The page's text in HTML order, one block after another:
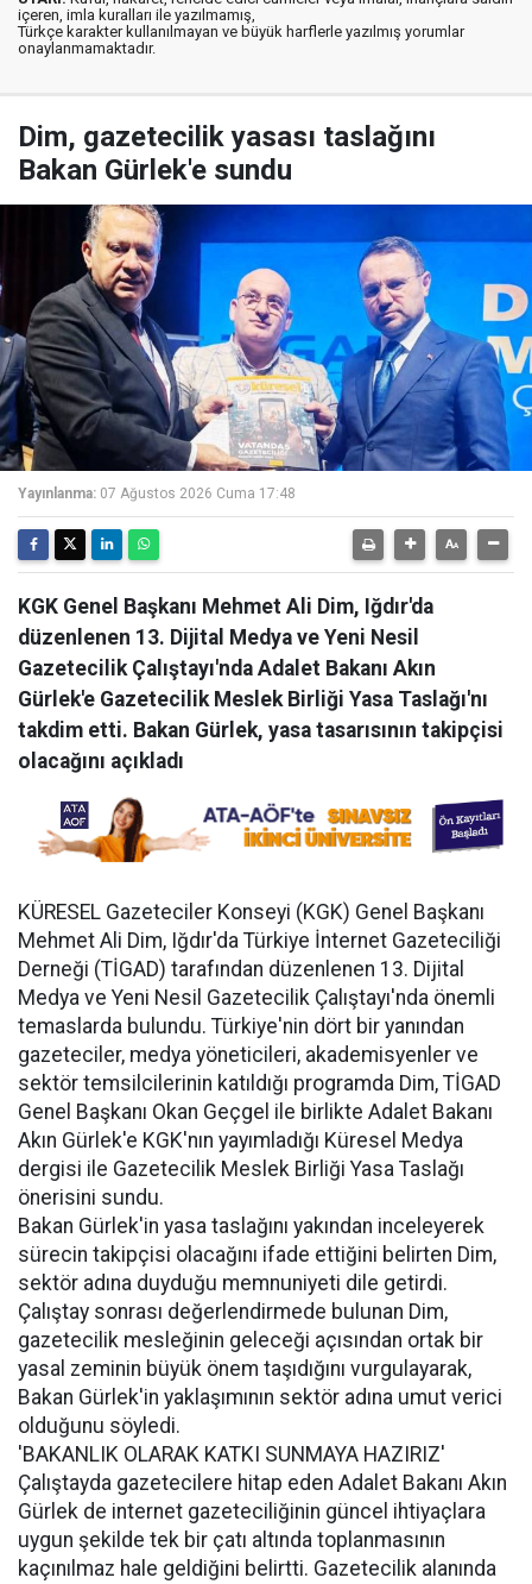
içeren, imla kuralları ile yazılmamış,
Türkçe karakter kullanılmayan ve büyük harflerle yazılmış yorumlar
onaylanmamaktadır.
Dim, gazetecilik yasası taslağını
Bakan Gürlek'e sundu
Yayınlanma: 07 Ağustos 2026 Cuma 17:48
KGK Genel Başkanı Mehmet Ali Dim, Iğdır'da
düzenlenen 13. Dijital Medya ve Yeni Nesil
Gazetecilik Çalıştayı'nda Adalet Bakanı Akın
Gürlek'e Gazetecilik Meslek Birliği Yasa Taslağı'nı
takdim etti. Bakan Gürlek, yasa tasarısının takipçisi
olacağını açıkladı
KÜRESEL Gazeteciler Konseyi (KGK) Genel Başkanı
Mehmet Ali Dim, Iğdır'da Türkiye İnternet Gazeteciliği
Derneği (TİGAD) tarafından düzenlenen 13. Dijital
Medya ve Yeni Nesil Gazetecilik Çalıştayı'nda önemli
temaslarda bulundu. Türkiye'nin dört bir yanından
gazeteciler, medya yöneticileri, akademisyenler ve
sektör temsilcilerinin katıldığı programda Dim, TİGAD
Genel Başkanı Okan Geçgel ile birlikte Adalet Bakanı
Akın Gürlek'e KGK'nın yayımladığı Küresel Medya
dergisi ile Gazetecilik Meslek Birliği Yasa Taslağı
önerisini sundu.
Bakan Gürlek'in yasa taslağını yakından inceleyerek
sürecin takipçisi olacağını ifade ettiğini belirten Dim,
sektör adına duyduğu memnuniyeti dile getirdi.
Çalıştay sonrası değerlendirmede bulunan Dim,
gazetecilik mesleğinin geleceği açısından ortak bir
yasal zeminin büyük önem taşıdığını vurgulayarak,
Bakan Gürlek'in yaklaşımının sektör adına umut verici
olduğunu söyledi.
'BAKANLIK OLARAK KATKI SUNMAYA HAZIRIZ'
Çalıştayda gazetecilere hitap eden Adalet Bakanı Akın
Gürlek de internet gazeteciliğinin güncel ihtiyaçlara
uygun şekilde tek bir çatı altında toplanmasının
kaçınılmaz hale geldiğini belirtti. Gazetecilik alanında